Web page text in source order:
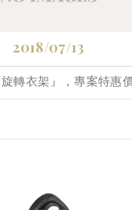
2018/07/13